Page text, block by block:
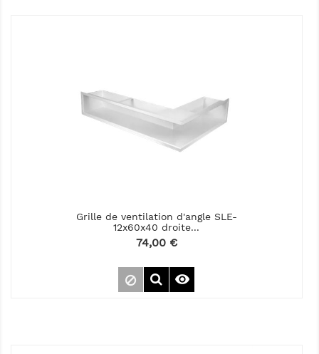
Grille de ventilation d'angle SLE-
12x60x40 droite...
Prix
74,00 €
